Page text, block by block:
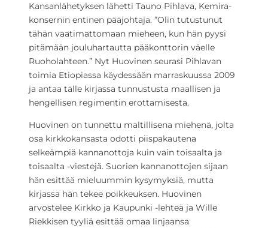
Kansanlähetyksen lähetti Tauno Pihlava, Kemira-
konsernin entinen pääjohtaja. ”Olin tutustunut
tähän vaatimattomaan mieheen, kun hän pyysi
pitämään jouluhartautta pääkonttorin väelle
Ruoholahteen.” Nyt Huovinen seurasi Pihlavan
toimia Etiopiassa käydessään marraskuussa 2009
ja antaa tälle kirjassa tunnustusta maallisen ja
hengellisen regimentin erottamisesta.
Huovinen on tunnettu maltillisena miehenä, jolta
osa kirkkokansasta odotti piispakautena
selkeämpiä kannanottoja kuin vain toisaalta ja
toisaalta -viestejä. Suorien kannanottojen sijaan
hän esittää mieluummin kysymyksiä, mutta
kirjassa hän tekee poikkeuksen. Huovinen
arvostelee Kirkko ja Kaupunki -lehteä ja Wille
Riekkisen tyyliä esittää omaa linjaansa